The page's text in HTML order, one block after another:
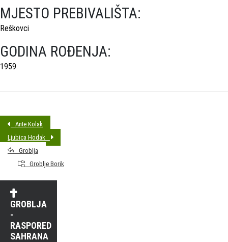
MJESTO PREBIVALIŠTA:
Reškovci
GODINA ROĐENJA:
1959.
Ante Kolak
Ljubica Hodak
Groblja
Groblje Borik
GROBLJA
-
RASPORED
SAHRANA